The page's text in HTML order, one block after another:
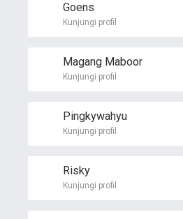
Goens
Kunjungi profil
Magang Maboor
Kunjungi profil
Pingkywahyu
Kunjungi profil
Risky
Kunjungi profil